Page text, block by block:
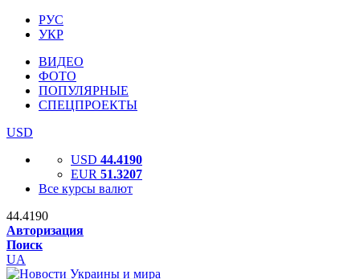
РУС
УКР
ВИДЕО
ФОТО
ПОПУЛЯРНЫЕ
СПЕЦПРОЕКТЫ
USD
USD 44.4190
EUR 51.3207
Все курсы валют
44.4190
Авторизация
Поиск
UA